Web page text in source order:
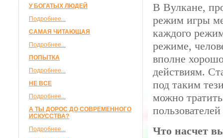
У БОГАТЫХ ЛЮДЕЙ
Подробнее...
САМАЯ ЧИТАЮЩАЯ
Подробнее...
ПОПЫТКА
Подробнее...
НЕ ВСЕ
Подробнее...
А ТЫ ДОРОС ДО СОВРЕМЕННОГО
ИСКУССТВА?
Подробнее...
В Вулкане,
режим игры
каждого
режиме,
вполне
действиям.
под таким
можно
пользователей
Что насчет